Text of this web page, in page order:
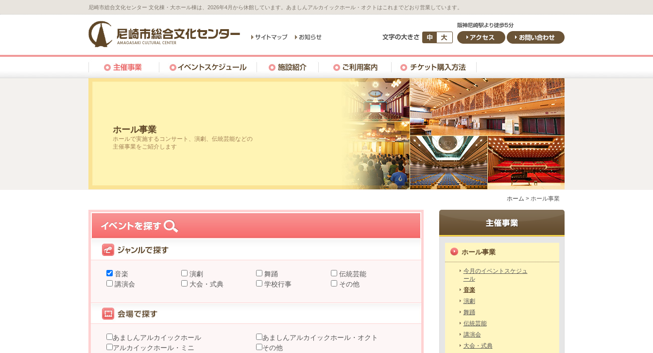
尼崎市総合文化センター 文化棟・大ホール棟は、2026年4月から休館しています。あましんアルカイックホール・オクトはこれまでどおり営業しています。
ホール事業
ホールで実施するコンサート、演劇、伝統芸能などの
主催事業をご紹介します
ホーム > ホール事業
音楽 演劇 舞踊
伝統芸能
講演会
大会・式典 学校行事 その他
あましんアルカイックホール
あましんアルカイックホール・オクト
アルカイックホール・ミニ
その他
ホール事業
今月のイベントスケジュ
ール
音楽
演劇
舞踊
伝統芸能
講演会
大会・式典